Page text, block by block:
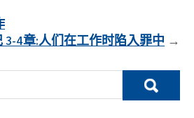
3-4章:人们在工作时陷入罪中